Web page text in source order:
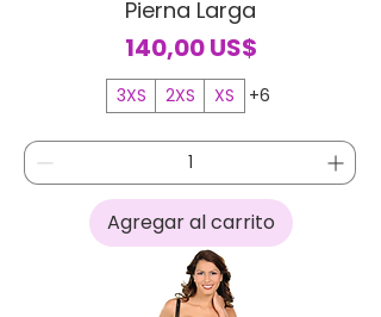
Pierna Larga
Precio
140,00 US$
3XS 2XS XS +6
Agregar al carrito